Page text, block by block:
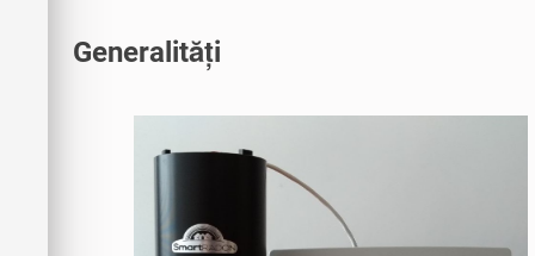
Generalități